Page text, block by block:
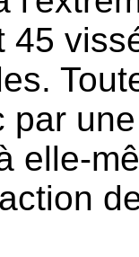
45
par
elle-